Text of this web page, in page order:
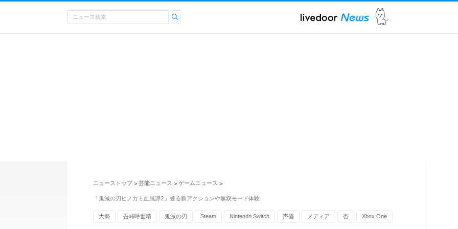
ニューストップ > 芸能ニュース > ゲームニュース >
「鬼滅の刃ヒノカミ血風譚2」登る新アクションや無双モード体験
大勢 吾峠呼世晴 鬼滅の刃 Steam Nintendo Switch 声優 メディア 杏 Xbox One